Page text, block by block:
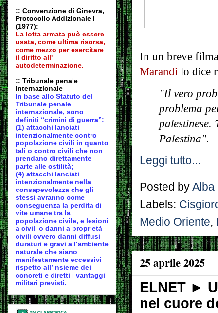
In un breve
Marandi lo dice
"Il vero
problema
Palestina".
Leggi tutto...
Posted by Alba
Labels:
Medio Oriente,
25 aprile 2025
ELNET ►
nel cuore
:: Convenzione di Ginevra,
Protocollo Addizionale I
(1977):
La lotta armata può essere
usata, come ultima risorsa,
come mezzo per esercitare
il diritto all'
autodeterminazione.
:: Tribunale penale
internazionale
In base allo Statuto del
Tribunale penale
internazionale, sono
definiti “crimini di guerra”:
(1) attacchi lanciati
intenzionalmente contro
popolazione civili in quanto
tali o contro civili che non
prendano direttamente
parte alle ostilità;
(4) attacchi lanciati
intenzionalmente nella
consapevolezza che gli
stessi avranno come
conseguenza la perdita di
vite umane tra la
popolazione civile, e lesioni
a civili o danni a proprietà
civili ovvero danni diffusi
duraturi e gravi all’ambiente
naturale che siano
manifestamente eccessivi
rispetto all’insieme dei
concreti e diretti i vantaggi
militari previsti.